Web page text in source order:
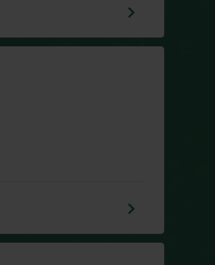
keyboard_arrow_right
keyboard_arrow_right